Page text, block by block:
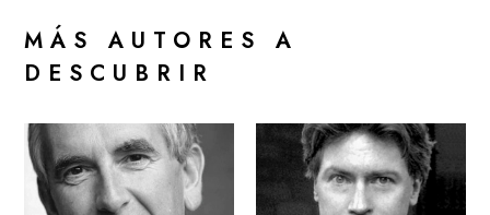
MÁS AUTORES A
DESCUBRIR